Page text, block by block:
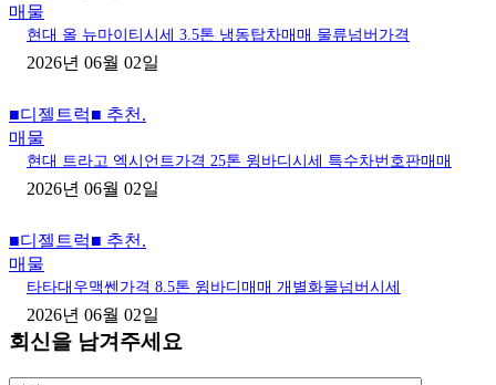
매물
현대 올 뉴마이티시세 3.5톤 냉동탑차매매 물류넘버가격
2026년 06월 02일
■디젤트럭■ 추천.
매물
현대 트라고 엑시언트가격 25톤 윙바디시세 특수차번호판매매
2026년 06월 02일
■디젤트럭■ 추천.
매물
타타대우맥쎈가격 8.5톤 윙바디매매 개별화물넘버시세
2026년 06월 02일
회신을 남겨주세요